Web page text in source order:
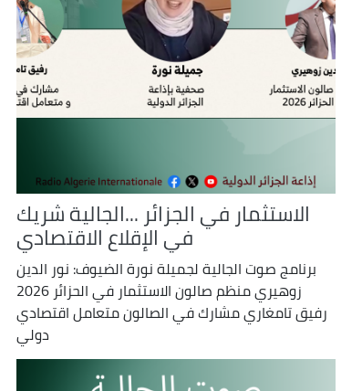
الاستثمار في الجزائر ...الجالية شريك
في الإقلاع الاقتصادي
برنامج صوت الجالية لجميلة نورة الضيوف: نور الدين
زوهيري منظم صالون الاستثمار في الحزائر 2026
رفيق تامغاري مشارك في الصالون متعامل اقتصادي
دولي